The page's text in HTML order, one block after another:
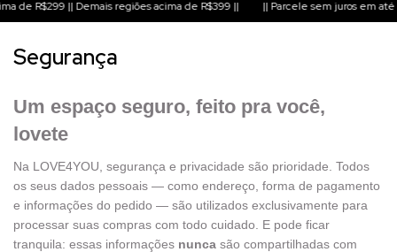
de R$299 || Demais regiões acima de R$399 || || Parcele sem juros em até
Segurança
Um espaço seguro, feito pra você,
lovete
Na LOVE4YOU, segurança e privacidade são prioridade. Todos
os seus dados pessoais — como endereço, forma de pagamento
e informações do pedido — são utilizados exclusivamente para
processar suas compras com todo cuidado. E pode ficar
tranquila: essas informações nunca são compartilhadas com